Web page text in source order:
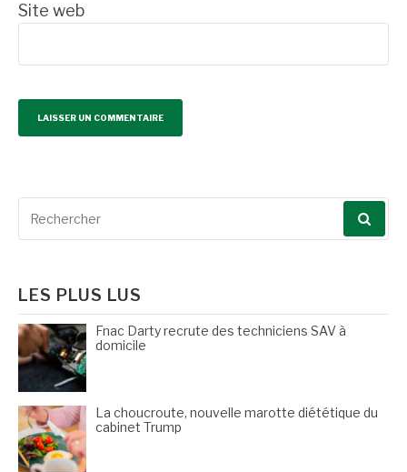
Site web
Recherche
LES PLUS LUS
Fnac Darty recrute des techniciens SAV à
domicile
La choucroute, nouvelle marotte diététique du
cabinet Trump